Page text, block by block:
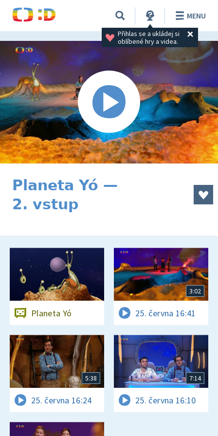
Přihlas se a ukládej si
oblíbené hry a videa.
MENU
Planeta Yó —
2. vstup
Planeta Yó
3:02
25. června 16:41
5:38
25. června 16:24
7:14
25. června 16:10